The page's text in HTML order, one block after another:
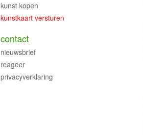
kunst kopen
kunstkaart versturen
contact
nieuwsbrief
reageer
privacyverklaring